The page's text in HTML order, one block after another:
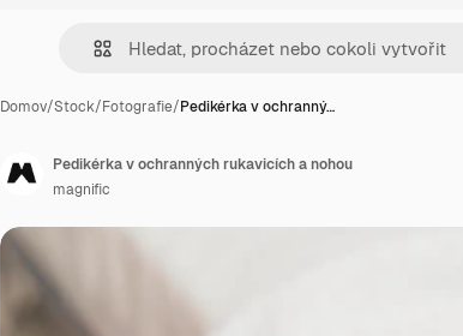
Domov/Stock/Fotografie/Pedikérka v ochranný…
Pedikérka v ochranných rukavicích a nohou
magnific